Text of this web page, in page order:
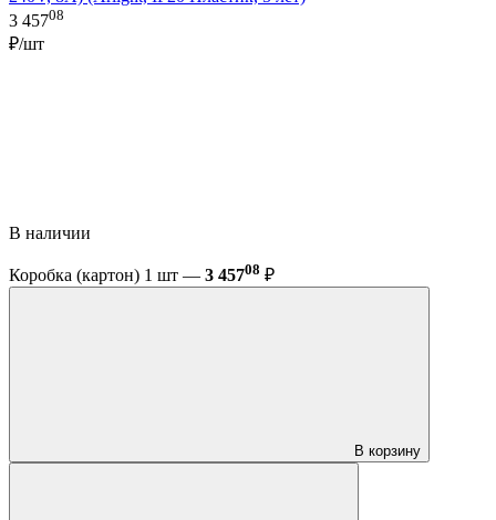
3 45708
₽/шт
В наличии
Коробка (картон) 1 шт — 3 45708 ₽
В корзину